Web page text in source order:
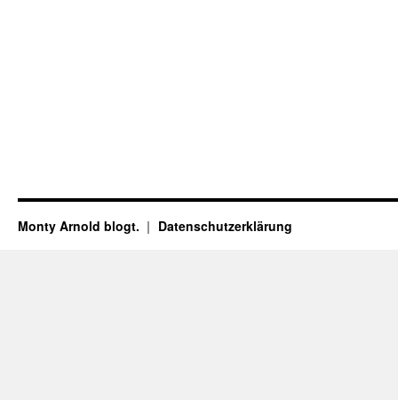
Monty Arnold blogt. Datenschutz­erklärung